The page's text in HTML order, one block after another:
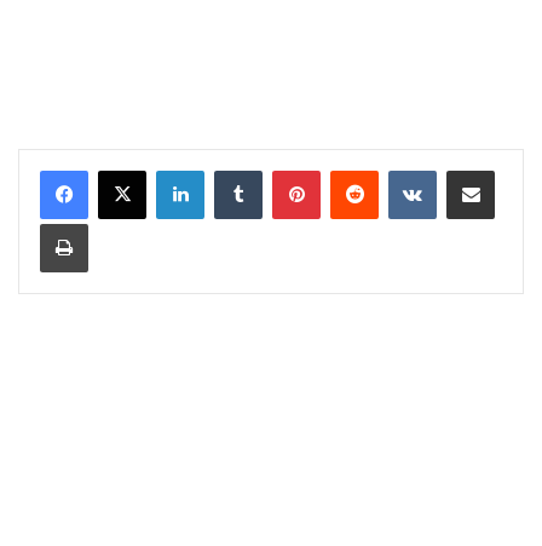
LinkedInTumblr PinterestReddit VKontakteShare via Email
Print